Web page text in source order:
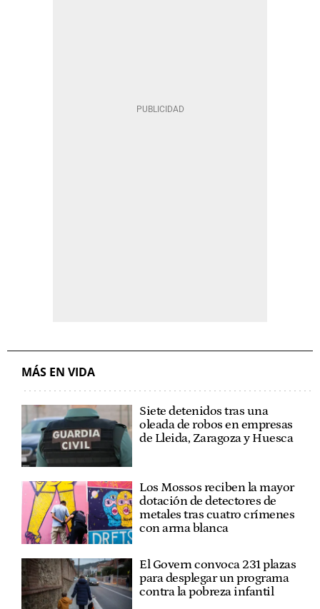
MÁS EN VIDA
Siete detenidos tras una
oleada de robos en empresas
de Lleida, Zaragoza y Huesca
Los Mossos reciben la mayor
dotación de detectores de
metales tras cuatro crímenes
con arma blanca
El Govern convoca 231 plazas
para desplegar un programa
contra la pobreza infantil